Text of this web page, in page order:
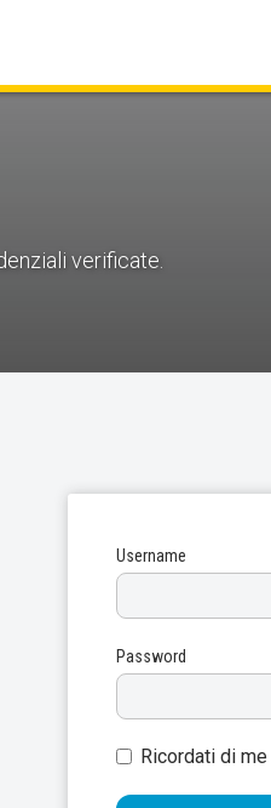
verificate.
Username
Password
Ricordati di me